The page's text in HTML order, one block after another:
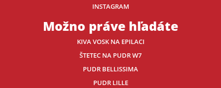
INSTAGRAM
Možno práve hľadáte
KIVA VOSK NA EPILACI
ŠTETEC NA PUDR W7
PUDR BELLISSIMA
PUDR LILLE